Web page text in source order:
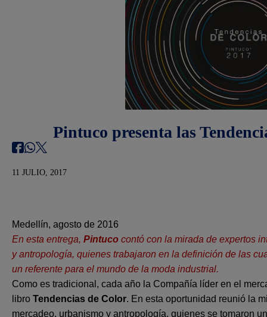
Pintuco presenta las
11 JULIO, 2017
Medellín, agosto de 2016
En esta entrega, Pintuco contó con la mirada de expertos
y antropología, quienes trabajaron en la definición de las
un referente para el mundo de la moda industrial.
Como es tradicional, cada año la Compañía líder en el
libro Tendencias de Color. En esta oportunidad reunió la
mercadeo, urbanismo y antropología, quienes se tomaron